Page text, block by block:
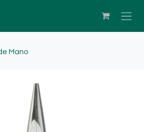
Mano